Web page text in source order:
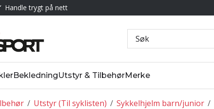
Handle trygt på nett
BekledningUtstyr & TilbehørMerke
/ /
Utstyr (Til syklisten) /
Sykkelhjelm barn/junior